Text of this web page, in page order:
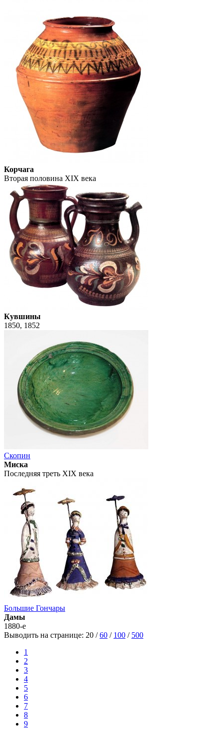
Корчага
Вторая половина XIX века
Кувшины
1850, 1852
Скопин
Миска
Последняя треть XIX века
Большие Гончары
Дамы
1880-е
Выводить на странице: 20 /60 / 100 / 500
1
2
3
4
5
6
7
8
9